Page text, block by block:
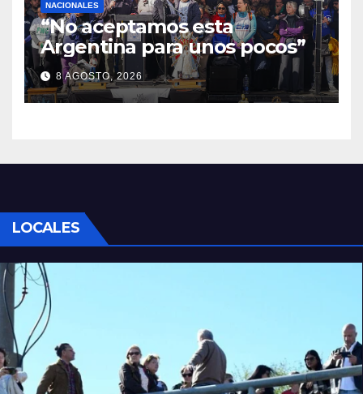
NACIONALES
“No aceptamos esta
Argentina para unos pocos”
8 AGOSTO, 2026
LOCALES